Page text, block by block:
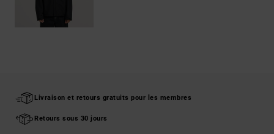
Livraison et retours gratuits pour les membres
Retours sous 30 jours